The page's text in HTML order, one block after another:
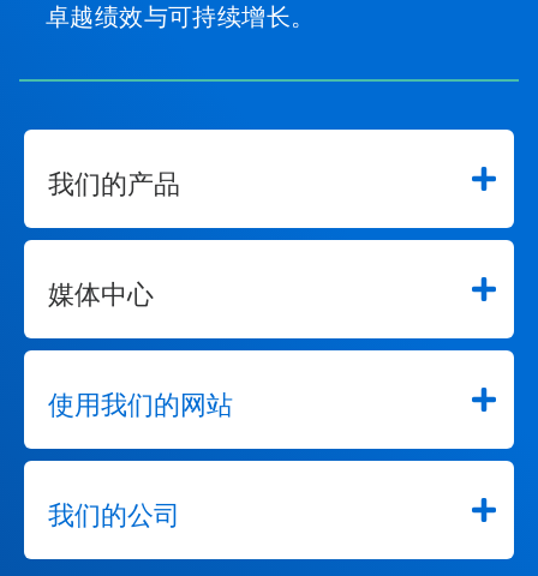
卓越绩效与可持续增长。
我们的产品
媒体中心
使用我们的网站
我们的公司